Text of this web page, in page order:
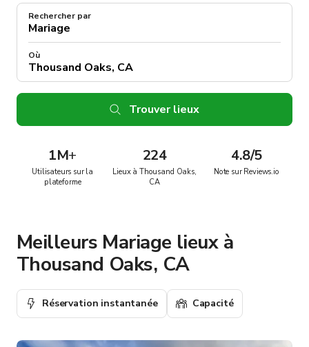
Rechercher par
Où
Trouver lieux
1M+
Utilisateurs sur la
plateforme
224
Lieux à Thousand Oaks,
CA
4.8/5
Note sur Reviews.io
Meilleurs Mariage lieux à
Thousand Oaks, CA
Réservation instantanée Capacité